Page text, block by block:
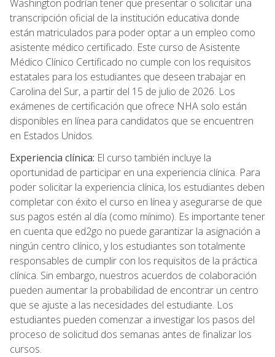
Washington podrían tener que presentar o solicitar una
transcripción oficial de la institución educativa donde
están matriculados para poder optar a un empleo como
asistente médico certificado. Este curso de Asistente
Médico Clínico Certificado no cumple con los requisitos
estatales para los estudiantes que deseen trabajar en
Carolina del Sur, a partir del 15 de julio de 2026. Los
exámenes de certificación que ofrece NHA solo están
disponibles en línea para candidatos que se encuentren
en Estados Unidos.
Experiencia clínica: El curso también incluye la
oportunidad de participar en una experiencia clínica. Para
poder solicitar la experiencia clínica, los estudiantes deben
completar con éxito el curso en línea y asegurarse de que
sus pagos estén al día (como mínimo). Es importante tener
en cuenta que ed2go no puede garantizar la asignación a
ningún centro clínico, y los estudiantes son totalmente
responsables de cumplir con los requisitos de la práctica
clínica. Sin embargo, nuestros acuerdos de colaboración
pueden aumentar la probabilidad de encontrar un centro
que se ajuste a las necesidades del estudiante. Los
estudiantes pueden comenzar a investigar los pasos del
proceso de solicitud dos semanas antes de finalizar los
cursos.